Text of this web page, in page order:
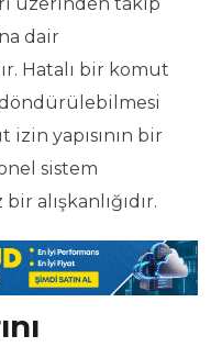
dair
Hatalı bir komut
döndürülebilmesi
yapısının bir
sistem
alışkanlığıdır.